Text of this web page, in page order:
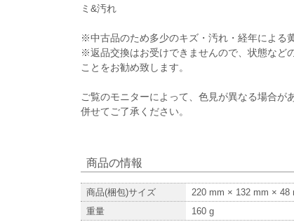
ミ&汚れ
※中古品のため多少のキズ・汚れ・経年による
※返品交換はお受けできませんので、状態など
ことをお勧め致します。
ご覧のモニターによって、色見が異なる場合が
併せてご了承ください。
商品の情報
商品(梱包)サイズ 220 mm × 132 mm × 48
重量
160 g